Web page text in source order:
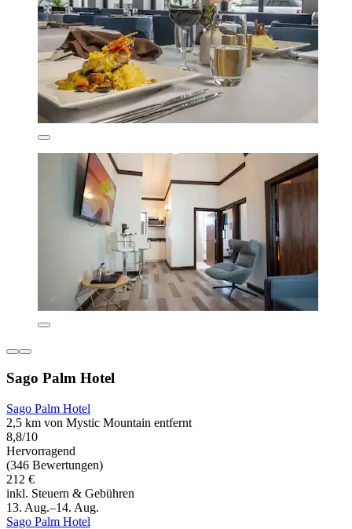
Sago Palm Hotel
Sago Palm Hotel
2,5 km von Mystic Mountain entfernt
8,8/10
Hervorragend
(346 Bewertungen)
212 €
inkl. Steuern & Gebühren
13. Aug.–14. Aug.
Sago Palm Hotel